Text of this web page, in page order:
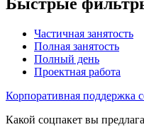
Частичная занятость
Полная занятость
Полный день
Проектная работа
Корпоративная поддержка
Какой соцпакет вы